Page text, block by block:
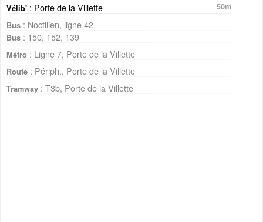
Vélib' : Porte de la Villette
50m
Bus : Noctilien, ligne 42
Bus : 150, 152, 139
Métro : Ligne 7, Porte de la Villette
Route : Périph., Porte de la Villette
Tramway : T3b, Porte de la Villette